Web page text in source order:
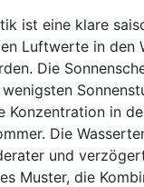
ist eine klare
Luftwerte in den
Die
Konzentration in
Die
und
Muster, die